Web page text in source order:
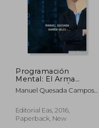
Programación
Mental: El Arma
Oculta de las Élites (in
Spanish)
Manuel Quesada Campos;
Editorial Eas, 2016,
Paperback, New